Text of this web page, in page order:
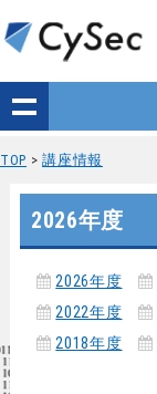
TOP >講座情報
2026年度
2026年度
2022年度
2018年度